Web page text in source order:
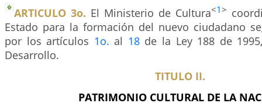
ARTICULO 3o. El Ministerio de Cultura<1>
Estado para la formación del nuevo ciudadano
por los artículos 1o. al 18de la Ley 188 de
Desarrollo.
TITULO II.
PATRIMONIO CULTURAL DE LA